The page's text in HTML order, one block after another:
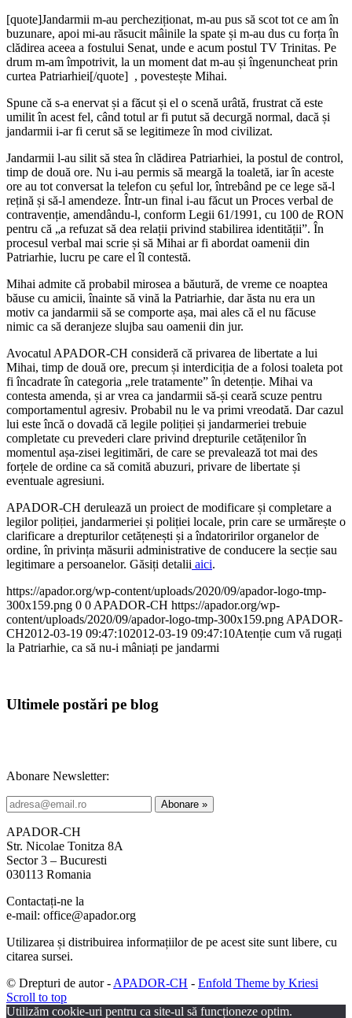
[quote]Jandarmii m-au percheziționat, m-au pus să scot tot ce am în
buzunare, apoi mi-au răsucit mâinile la spate și m-au dus cu forța în
clădirea aceea a fostului Senat, unde e acum postul TV Trinitas. Pe
drum m-am împotrivit, la un moment dat m-au și îngenuncheat prin
curtea Patriarhiei[/quote] , povestește Mihai.
Spune că s-a enervat și a făcut și el o scenă urâtă, frustrat că este
umilit în acest fel, când totul ar fi putut să decurgă normal, dacă și
jandarmii i-ar fi cerut să se legitimeze în mod civilizat.
Jandarmii l-au silit să stea în clădirea Patriarhiei, la postul de control,
timp de două ore. Nu i-au permis să meargă la toaletă, iar în aceste
ore au tot conversat la telefon cu șeful lor, întrebând pe ce lege să-l
rețină și să-l amendeze. Într-un final i-au făcut un Proces verbal de
contravenție, amendându-l, conform Legii 61/1991, cu 100 de RON
pentru că „a refuzat să dea relații privind stabilirea identității”. În
procesul verbal mai scrie și să Mihai ar fi abordat oamenii din
Patriarhie, lucru pe care el îl contestă.
Mihai admite că probabil mirosea a băutură, de vreme ce noaptea
băuse cu amicii, înainte să vină la Patriarhie, dar ăsta nu era un
motiv ca jandarmii să se comporte așa, mai ales că el nu făcuse
nimic ca să deranjeze slujba sau oamenii din jur.
Avocatul APADOR-CH consideră că privarea de libertate a lui
Mihai, timp de două ore, precum și interdiciția de a folosi toaleta pot
fi încadrate în categoria „rele tratamente” în detenție. Mihai va
contesta amenda, și ar vrea ca jandarmii să-și ceară scuze pentru
comportamentul agresiv. Probabil nu le va primi vreodată. Dar cazul
lui este încă o dovadă că legile poliției și jandarmeriei trebuie
completate cu prevederi clare privind drepturile cetățenilor în
momentul așa-zisei legitimări, de care se prevalează tot mai des
forțele de ordine ca să comită abuzuri, privare de libertate și
eventuale agresiuni.
APADOR-CH derulează un proiect de modificare și completare a
legilor poliției, jandarmeriei și poliției locale, prin care se urmărește o
clarificare a drepturilor cetățenești și a îndatoririlor organelor de
ordine, în privința măsurii administrative de conducere la secție sau
legitimare a persoanelor. Găsiți detalii aici.
https://apador.org/wp-content/uploads/2020/09/apador-logo-tmp-
300x159.png 0 0 APADOR-CH https://apador.org/wp-
content/uploads/2020/09/apador-logo-tmp-300x159.png APADOR-
CH2012-03-19 09:47:102012-03-19 09:47:10Atenție cum vă rugați
la Patriarhie, ca să nu-i mâniați pe jandarmi
Ultimele postări pe blog
Abonare Newsletter:
APADOR-CH
Str. Nicolae Tonitza 8A
Sector 3 – Bucuresti
030113 Romania
Contactați-ne la
e-mail: office@apador.org
Utilizarea și distribuirea informațiilor de pe acest site sunt libere, cu
citarea sursei.
© Drepturi de autor - APADOR-CH - Enfold Theme by Kriesi
Scroll to top
Utilizăm cookie-uri pentru ca site-ul să funcționeze optim.